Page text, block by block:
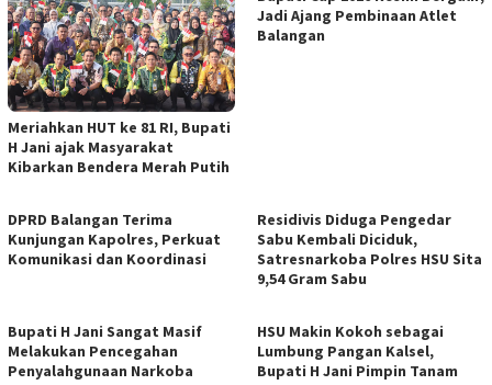
Meriahkan HUT ke 81 RI, Bupati
H Jani ajak Masyarakat
Kibarkan Bendera Merah Putih
Jadi Ajang Pembinaan Atlet
Balangan
DPRD Balangan Terima
Kunjungan Kapolres, Perkuat
Komunikasi dan Koordinasi
Residivis Diduga Pengedar
Sabu Kembali Diciduk,
Satresnarkoba Polres HSU Sita
9,54 Gram Sabu
Bupati H Jani Sangat Masif
Melakukan Pencegahan
Penyalahgunaan Narkoba
HSU Makin Kokoh sebagai
Lumbung Pangan Kalsel,
Bupati H Jani Pimpin Tanam